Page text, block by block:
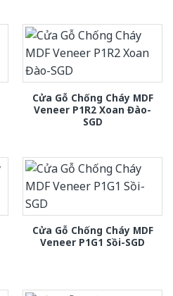
Cửa Gỗ Chống Cháy MDF
Veneer P1R2 Xoan Đào-
SGD
Cửa Gỗ Chống Cháy MDF
Veneer P1G1 Sồi-SGD